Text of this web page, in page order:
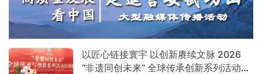
咕互娱在游戏领域的战略布局与实践思考。
以匠心链接寰宇 以创新赓续文脉 2026
“非遗同创未来” 全球传承创新系列活动在